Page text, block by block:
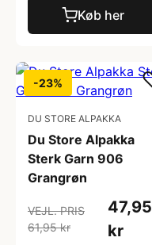
Køb her
-23%
DU STORE ALPAKKA
Du Store Alpakka
Sterk Garn 906
Grangrøn
VEJL. PRIS
61,95 kr
47,95
kr